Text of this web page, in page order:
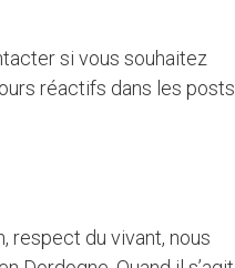
si vous souhaitez
réactifs dans les posts
respect du vivant, nous